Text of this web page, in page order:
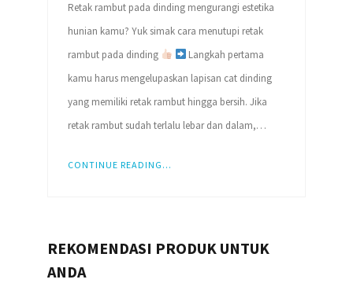
Retak rambut pada dinding mengurangi estetika
hunian kamu? Yuk simak cara menutupi retak
rambut pada dinding
Langkah pertama
kamu harus mengelupaskan lapisan cat dinding
yang memiliki retak rambut hingga bersih. Jika
retak rambut sudah terlalu lebar dan dalam,…
CONTINUE READING...
REKOMENDASI PRODUK UNTUK
ANDA